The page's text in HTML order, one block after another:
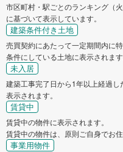
市区町村・駅ごとのランキング（
に基づいて表示しています。
建築条件付き土地
売買契約にあたって一定期間内に
条件にしている土地に表示されます
未入居
建築工事完了日から1年以上経過
表示されます。
賃貸中
賃貸中の物件に表示されます。
賃貸中の物件は、原則ご自身でお
事業用物件